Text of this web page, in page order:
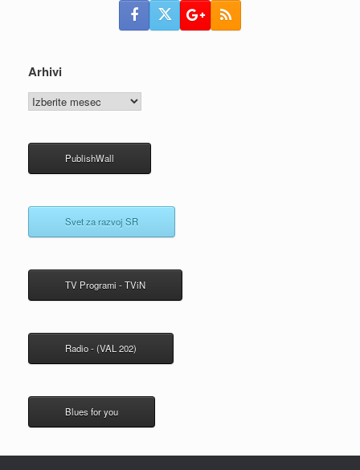
Arhivi
Arhivi
PublishWall
Svet za razvoj SR
TV Programi - TViN
Radio - (VAL 202)
Blues for you